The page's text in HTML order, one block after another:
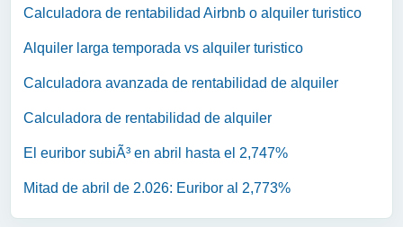
Calculadora de rentabilidad Airbnb o alquiler turistico
Alquiler larga temporada vs alquiler turistico
Calculadora avanzada de rentabilidad de alquiler
Calculadora de rentabilidad de alquiler
El euribor subiÃ³ en abril hasta el 2,747%
Mitad de abril de 2.026: Euribor al 2,773%